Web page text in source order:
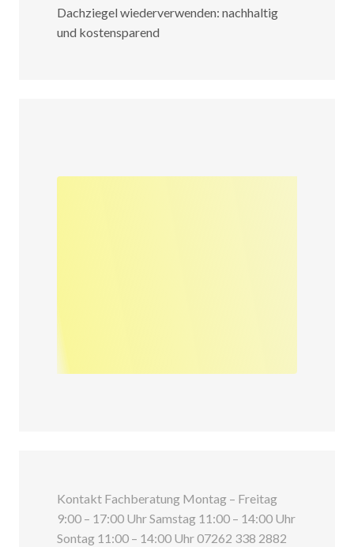
Dachziegel wiederverwenden: nachhaltig
und kostensparend
Kontakt Fachberatung Montag – Freitag
9:00 – 17:00 Uhr Samstag 11:00 – 14:00 Uhr
Sontag 11:00 – 14:00 Uhr 07262 338 2882